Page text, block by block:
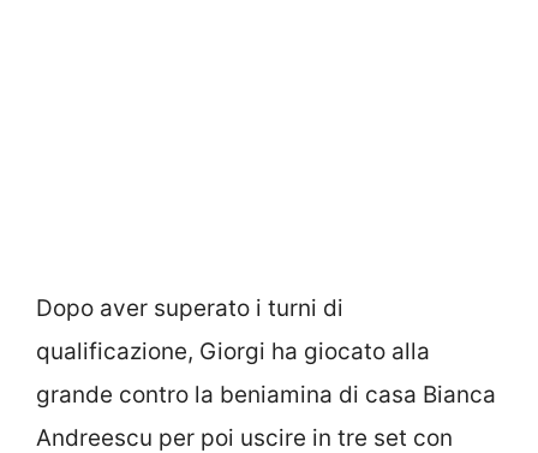
Dopo aver superato i turni di
qualificazione, Giorgi ha giocato alla
grande contro la beniamina di casa Bianca
Andreescu per poi uscire in tre set con